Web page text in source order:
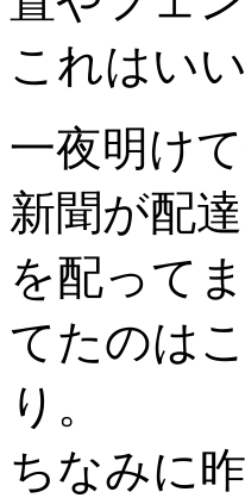
これはい
一夜明け
新聞が配
を配って
てたのは
り。
ちなみに